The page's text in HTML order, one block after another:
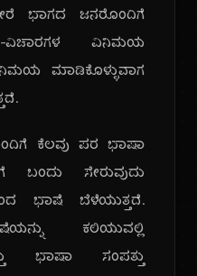
ಭಾಗದ ಜನರೊಂದಿಗೆ
ವಿಚಾರಗಳ ವಿನಿಮಯ
ಮಾಡಿಕೊಳ್ಳುವಾಗ
ಕೆಲವು ಪರ ಭಾಷಾ
ಸೇರುವುದು
ಭಾಷೆ ಬೆಳೆಯುತ್ತದೆ.
ಕಲಿಯುವಲ್ಲಿ
ಭಾಷಾ ಸಂಪತ್ತು